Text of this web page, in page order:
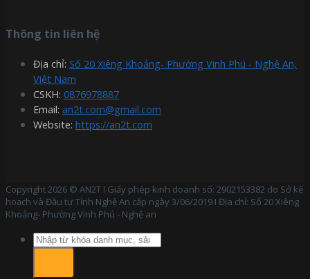
Thông tin liên hệ
Địa chỉ: Số 20 Xiêng Khoảng- Phường Vinh Phú - Nghệ An,
Việt Nam
CSKH: 0876978887
Email: an2t.com@gmail.com
Website: https://an2t.com
Copyright 2026 © AN2T I Giấy phép kinh doanh số: 2902153382 do Sở kế
hoạch và Đầu tư Tỉnh Nghệ An cấp ngày 3/06/2019 I Địa chỉ: Số 20 Xiêng
Khoảng- Phường Vinh Phú - Nghệ an
Tìm
kiếm: